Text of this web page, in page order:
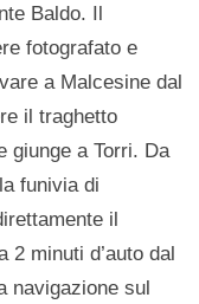
Baldo. Il
fotografato e
a Malcesine dal
il traghetto
giunge a Torri. Da
funivia di
il
2 minuti d’auto dal
navigazione sul